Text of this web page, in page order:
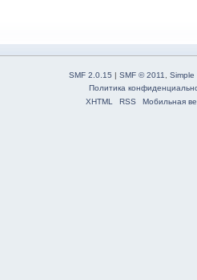
SMF 2.0.15 | SMF © 2011
Simple
Политика
XHTML
RSS Мобильная